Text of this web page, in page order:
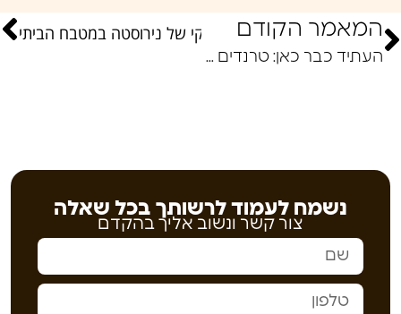
המאמר הקודם
העתיד כבר כאן: טרנדים חמים בעיצוב מטבחים תעשייתיים לשנה הקרובה
ואסתטיקה: המראה הנקי של נירוסטה במטבח הביתי
נשמח לעמוד לרשותך בכל שאלה
צור קשר ונשוב אליך בהקדם